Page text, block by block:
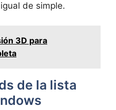
de simple.
3D para
de la lista